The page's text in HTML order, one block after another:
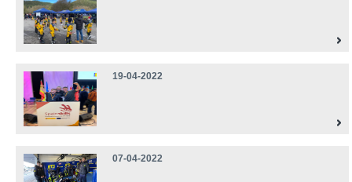
19-04-2022
07-04-2022